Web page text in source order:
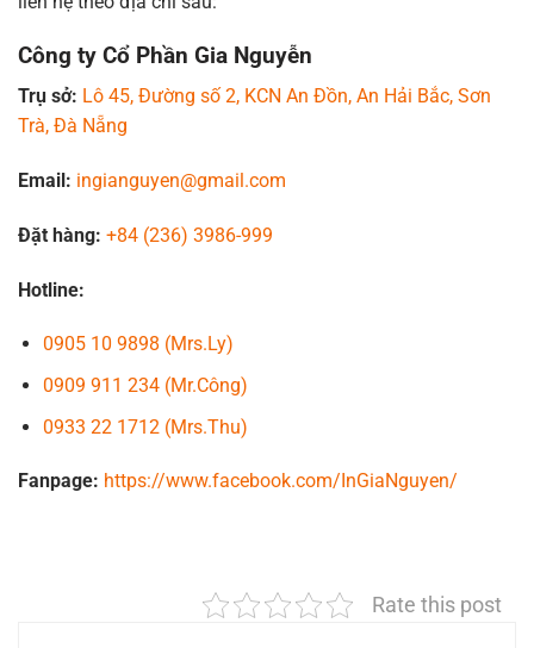
Công ty Cổ Phần Gia Nguyễn
Trụ sở: Lô 45, Đường số 2, KCN An Đồn, An Hải Bắc, Sơn
Trà, Đà Nẵng
Email: ingianguyen@gmail.com
Đặt hàng: +84 (236) 3986-999
Hotline:
0905 10 9898 (Mrs.Ly)
0909 911 234 (Mr.Công)
0933 22 1712 (Mrs.Thu)
Fanpage: https://www.facebook.com/InGiaNguyen/
Rate this post